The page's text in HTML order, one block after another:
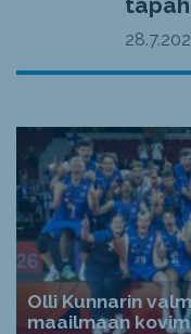
Olli Kunnarin
maailmaan